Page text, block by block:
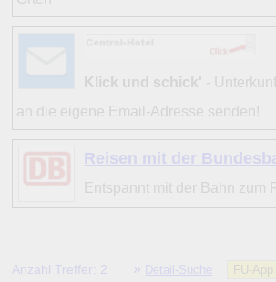
Klick und schick' -
an die eigene Email-Adresse senden!
Reisen mit der
Entspannt mit der Bahn zum
Anzahl Treffer: 2 » Detail-Suche FU-